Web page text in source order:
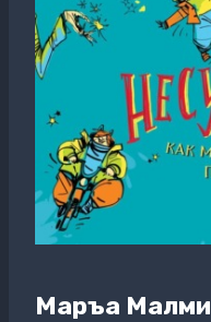
Маръа Малми